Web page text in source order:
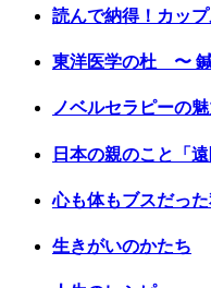
読んで納得！カッ
東洋医学の杜 〜
ノベルセラピーの
日本の親のこと「遠
心も体もブスだっ
生きがいのかたち